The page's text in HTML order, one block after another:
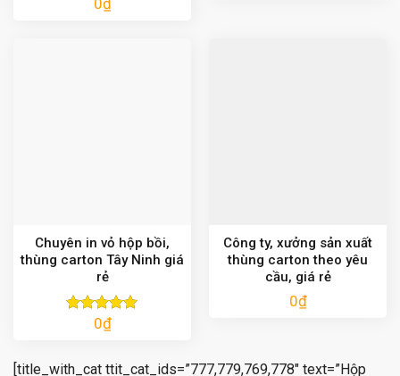
Được xếp
0₫
Chuyên in vỏ hộp bồi,
thùng carton Tây Ninh giá
rẻ
Được xếp
0₫
Công ty, xưởng sản xuất
thùng carton theo yêu
cầu, giá rẻ
0₫
[title_with_cat ttit_cat_ids=”777,779,769,778″ text=”Hộp